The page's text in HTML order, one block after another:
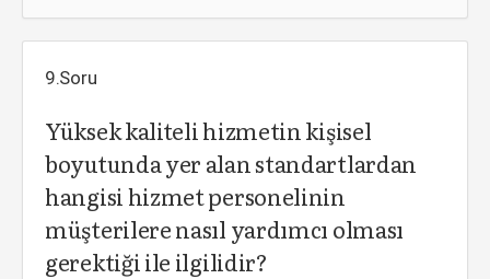
9.Soru
Yüksek kaliteli hizmetin kişisel
boyutunda yer alan standartlardan
hangisi hizmet personelinin
müşterilere nasıl yardımcı olması
gerektiği ile ilgilidir?